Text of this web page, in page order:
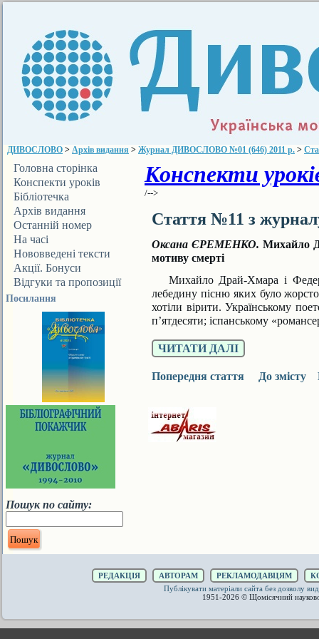
ДИВОСЛОВО > Архів видання > Журнал ДИВОСЛОВО №01 (646) 2011 р. >
Головна сторінка
Конспекти уроків
Бібліотечка
ДИВОСЛОВА
Архів видання
Останній номер
На часі
Нововведені тексти
Акції. Бонуси
Відгуки та пропозиції
Посилання
Пошук по сайту:
Конспекти
/-->
Стаття №11 з
Оксана ЄРЕМЕНКО.Михайло
мотиву смерті
Михайло Драй-Хмара і
лебедину пісню яких було
хотіли вірити. Ук­раїнському
п’ятдесяти; іспанському
ЧИТАТИ ДАЛІ
Попередня стаття До змісту
РЕДАКЦІЯ АВТОРАМ РЕКЛАМОДАВЦЯМ
Публікувати матеріали сайта без дозволу
1951-2026 © Щомісячний